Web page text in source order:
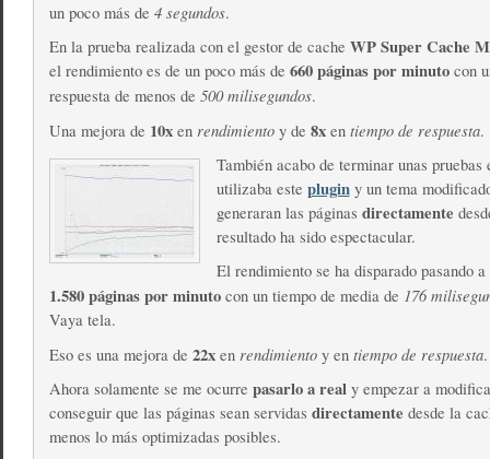
un poco más de 4 segundos.
En la prueba realizada con el gestor de cache WP Super Cache
el rendimiento es de un poco más de 660 páginas por minutocon
respuesta de menos de 500 milisegundos.
Una mejora de 10x en rendimiento y de 8x en tiempo de respuesta.
También acabo de terminar unas pruebas
utilizaba este pluginy un tema
generaran las páginas directamente
resultado ha sido espectacular.
El rendimiento se ha disparado pasando
1.580 páginas por minutocon un tiempo de media de 176
Vaya tela.
Eso es una mejora de 22x en rendimiento y en tiempo de respuesta.
Ahora solamente se me ocurre pasarlo a realy empezar a
conseguir que las páginas sean servidas directamente desde la
menos lo más optimizadas posibles.